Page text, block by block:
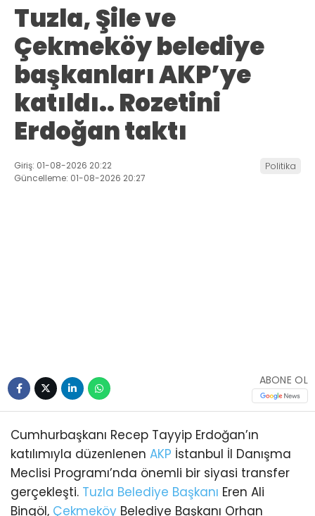
Tuzla, Şile ve
Çekmeköy belediye
başkanları AKP’ye
katıldı.. Rozetini
Erdoğan taktı
Giriş: 01-08-2026 20:22
Güncelleme: 01-08-2026 20:27
Politika
Cumhurbaşkanı Recep Tayyip Erdoğan’ın
katılımıyla düzenlenen
İstanbul İl Danışma
Meclisi Programı’nda önemli bir siyasi transfer
gerçekleşti.Tuzla Belediye BaşkanıEren Ali
Bingöl,ÇekmeköyBelediye Başkanı Orhan
Çerkez ve Şile Belediye Başkanvekili Sacit Terzi
AKP’ye katıldı. Rozetlerini Cumhurbaşkanı
Erdoğan taktı.